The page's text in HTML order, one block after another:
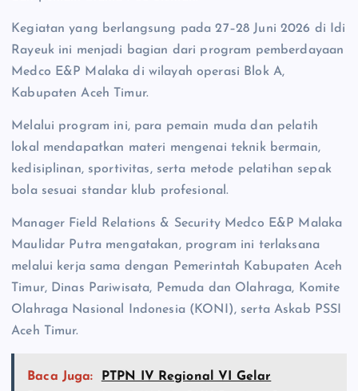
Kegiatan yang berlangsung pada 27–28 Juni 2026 di Idi
Rayeuk ini menjadi bagian dari program pemberdayaan
Medco E&P Malaka di wilayah operasi Blok A,
Kabupaten Aceh Timur.
Melalui program ini, para pemain muda dan pelatih
lokal mendapatkan materi mengenai teknik bermain,
kedisiplinan, sportivitas, serta metode pelatihan sepak
bola sesuai standar klub profesional.
Manager Field Relations & Security Medco E&P Malaka
Maulidar Putra mengatakan, program ini terlaksana
melalui kerja sama dengan Pemerintah Kabupaten Aceh
Timur, Dinas Pariwisata, Pemuda dan Olahraga, Komite
Olahraga Nasional Indonesia (KONI), serta Askab PSSI
Aceh Timur.
Baca Juga:
PTPN IV Regional VI Gelar